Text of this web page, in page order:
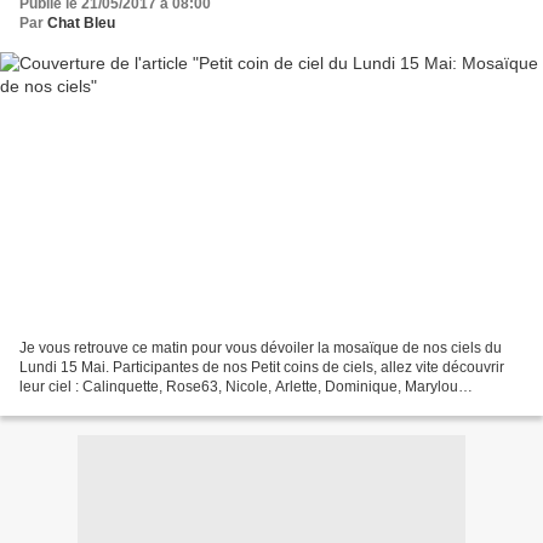
Publié le 21/05/2017 à 08:00
Par Chat Bleu
Je vous retrouve ce matin pour vous dévoiler la mosaïque de nos ciels du
Lundi 15 Mai. Participantes de nos Petit coins de ciels, allez vite découvrir
leur ciel : Calinquette, Rose63, Nicole, Arlette, Dominique, Marylou